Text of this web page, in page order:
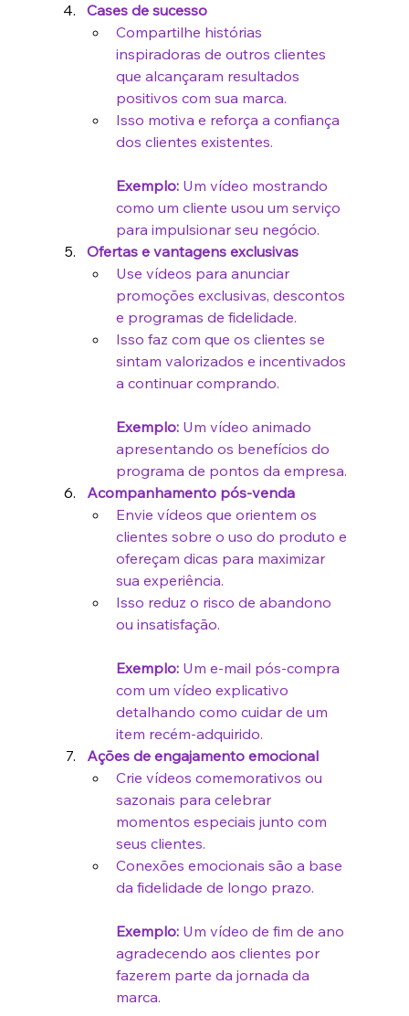
Cases de sucesso
Compartilhe histórias
inspiradoras de outros clientes
que alcançaram resultados
positivos com sua marca.
Isso motiva e reforça a confiança
dos clientes existentes.
Exemplo: Um vídeo mostrando
como um cliente usou um serviço
para impulsionar seu negócio.
Ofertas e vantagens exclusivas
Use vídeos para anunciar
promoções exclusivas, descontos
e programas de fidelidade.
Isso faz com que os clientes se
sintam valorizados e incentivados
a continuar comprando.
Exemplo: Um vídeo animado
apresentando os benefícios do
programa de pontos da empresa.
Acompanhamento pós-venda
Envie vídeos que orientem os
clientes sobre o uso do produto e
ofereçam dicas para maximizar
sua experiência.
Isso reduz o risco de abandono
ou insatisfação.
Exemplo: Um e-mail pós-compra
com um vídeo explicativo
detalhando como cuidar de um
item recém-adquirido.
Ações de engajamento emocional
Crie vídeos comemorativos ou
sazonais para celebrar
momentos especiais junto com
seus clientes.
Conexões emocionais são a base
da fidelidade de longo prazo.
Exemplo: Um vídeo de fim de ano
agradecendo aos clientes por
fazerem parte da jornada da
marca.